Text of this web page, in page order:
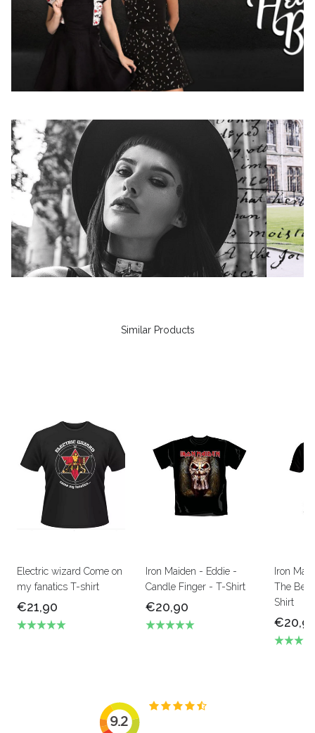
Similar Products
Electric wizard Come on
my fanatics T-shirt
€21,90
Iron Maiden - Eddie -
Candle Finger - T-Shirt
€20,90
Iron
The
Shirt